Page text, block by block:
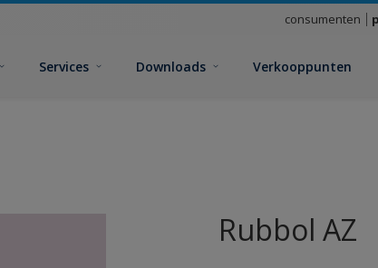
consumenten
Services Downloads Verkooppunten
Rubbol AZ